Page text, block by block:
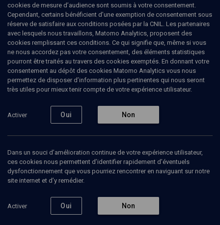
Abonnez-vous à notre newsletter
La rédaction
cookies de mesure d’audience sont soumis à votre consentement.
Cependant, certains bénéficient d’une exemption de consentement sous
réserve de satisfaire aux conditions posées par la CNIL. Les partenaires
avec lesquels nous travaillons, Matomo Analytics, proposent des
cookies remplissant ces conditions. Ce qui signifie que, même si vous
ne nous accordez pas votre consentement, des éléments statistiques
pourront être traités au travers des cookies exemptés. En donnant votre
consentement au dépôt des cookies Matomo Analytics vous nous
permettez de disposer d’information plus pertinentes qui nous seront
très utiles pour mieux tenir compte de votre expérience utilisateur.
Activer Oui Non
Dans un souci d’amélioration continue de votre expérience utilisateur,
ces cookies nous permettent d’identifier rapidement d’éventuels
dysfonctionnement que vous pourriez rencontrer en naviguant sur notre
site internet et d’y remédier.
Activer Oui Non